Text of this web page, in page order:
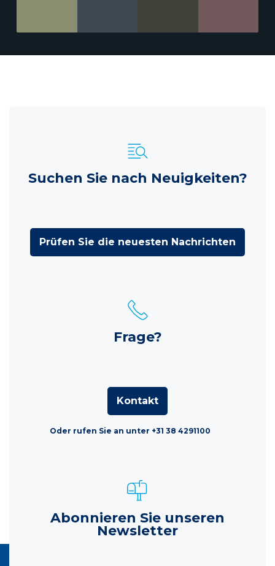
Suchen Sie nach Neuigkeiten?
Prüfen Sie die neuesten Nachrichten
Frage?
Kontakt
Oder rufen Sie an unter +31 38 4291100
Abonnieren Sie unseren
Newsletter